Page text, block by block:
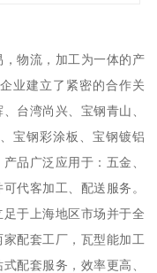
，物流，加工为一体的产
业建立了紧密的合作关
台湾尚兴、宝钢青山、
宝钢彩涂板、宝钢镀铝
品广泛应用于：五金、
代客加工、配送服务。
于上海地区市场并于全
配套工厂，瓦型能加工
配套服务，效率更高、